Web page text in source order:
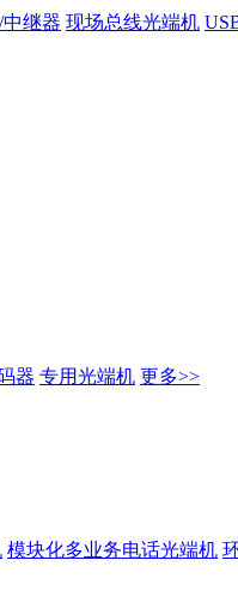
中继器 现场总线光端机
器 专用光端机 更多>>
模块化多业务电话光端机